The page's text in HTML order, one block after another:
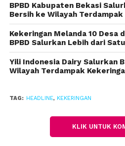
“Kami terus mendistribusikan
kekeringan berakhir,” kata
BPBD Kabupaten Bekasi
Bersih ke Wilayah Terdampak
Kekeringan Melanda 10 Desa
BPBD Salurkan Lebih dari
Yili Indonesia Dairy Salurkan
Wilayah Terdampak
TAG: HEADLINE, KEKERINGAN
KLIK UNTUK